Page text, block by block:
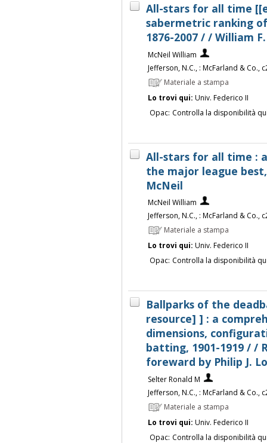
All-stars for all time
sabermetric ranking
1876-2007 / / William
McNeil William
Jefferson, N.C., : McFarland & Co.,
Materiale a stampa
Lo trovi qui: Univ. Federico II
Opac: Controlla la disponibilità
All-stars for all time :
the major league
McNeil
McNeil William
Jefferson, N.C., : McFarland & Co.,
Materiale a stampa
Lo trovi qui: Univ. Federico II
Opac: Controlla la disponibilità
Ballparks of the
resource] ] : a
dimensions,
batting, 1901-1919 / /
foreward by Philip J.
Selter Ronald M
Jefferson, N.C., : McFarland & Co.,
Materiale a stampa
Lo trovi qui: Univ. Federico II
Opac: Controlla la disponibilità